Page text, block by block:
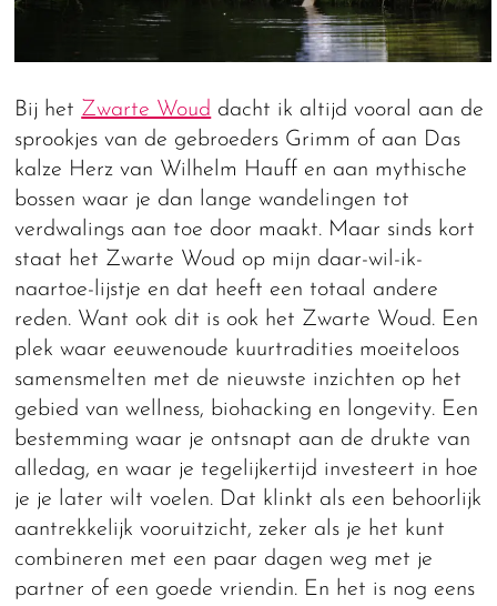
Bij het Zwarte Woud dacht ik altijd vooral aan de
sprookjes van de gebroeders Grimm of aan Das
kalze Herz van Wilhelm Hauff en aan mythische
bossen waar je dan lange wandelingen tot
verdwalings aan toe door maakt. Maar sinds kort
staat het Zwarte Woud op mijn daar-wil-ik-
naartoe-lijstje en dat heeft een totaal andere
reden. Want ook dit is ook het Zwarte Woud. Een
plek waar eeuwenoude kuurtradities moeiteloos
samensmelten met de nieuwste inzichten op het
gebied van wellness, biohacking en longevity. Een
bestemming waar je ontsnapt aan de drukte van
alledag, en waar je tegelijkertijd investeert in hoe
je je later wilt voelen. Dat klinkt als een behoorlijk
aantrekkelijk vooruitzicht, zeker als je het kunt
combineren met een paar dagen weg met je
partner of een goede vriendin. En het is nog eens